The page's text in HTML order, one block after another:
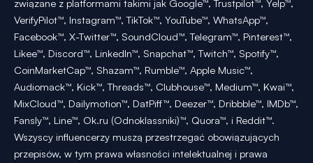
związane z platformami takimi jak Google™, Trustpilot™, Yelp™,
VerifyPilot™, Instagram™, TikTok™, YouTube™, WhatsApp™,
Facebook™, X-Twitter™, SoundCloud™, Telegram™, Pinterest™,
Likee™, Discord™, LinkedIn™, Snapchat™, Twitch™, Spotify™,
CoinMarketCap™, Shazam™, Rumble™, Apple Music™,
Audiomack™, Kick™, Threads™, Clubhouse™, Medium™, Kwai™,
MixCloud™, Dailymotion™, DatPiff™, Deezer™, Dribbble™, IMDb™,
Fansly™, Line™, Ok.ru (Odnoklassniki)™, Quora™, i Reddit™.
Wszyscy influencerzy muszą przestrzegać obowiązujących
przepisów, w tym prawa własności intelektualnej i prawa